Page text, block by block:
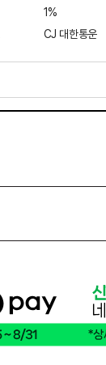
1%
CJ 대한통운